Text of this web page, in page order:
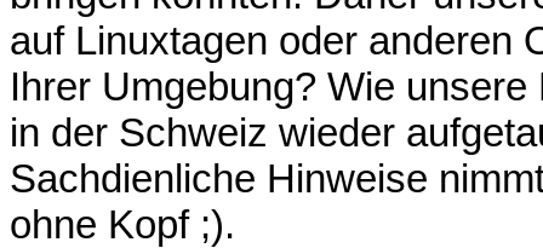
auf Linuxtagen oder anderen
Ihrer Umgebung? Wie
in der Schweiz wieder
Sachdienliche Hinweise
ohne Kopf ;).